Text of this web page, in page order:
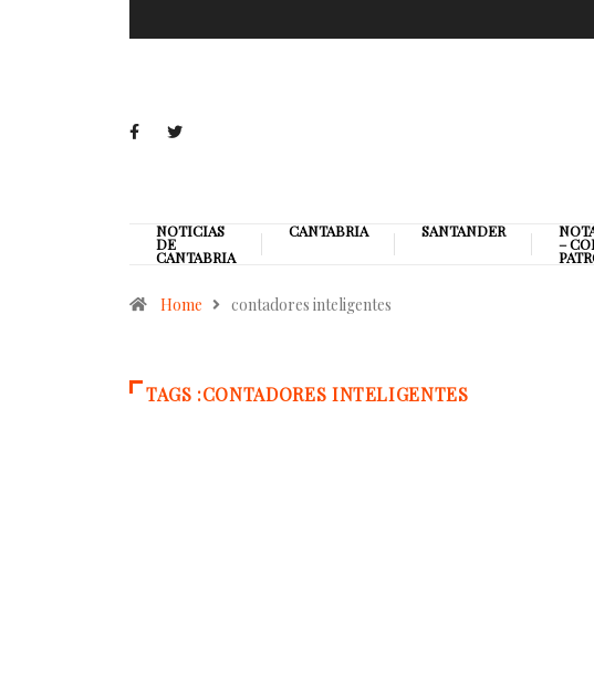
NOTICIAS
DE
CANTABRIA
CANTABRIA SANTANDER
–
Home contadores inteligentes
TAGS :CONTADORES INTELIGENTES